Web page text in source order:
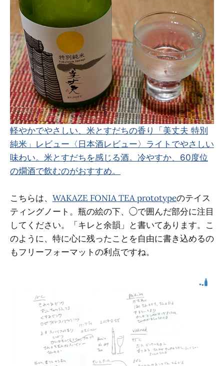
軽やかでやさしい、米とすだちの香り「美丈夫 特別
純米」レビュー 〈日本酒レビュー〉ライトでやさしい
味わい。米とすだちを感じる酒。冷やすか、60度位
の燗酒で飲むのがおすすめ。
こちらは、 WAKAZE FONIA TEA prototypeのテイス
ティングノート。瓶の絵の下、◯で囲んだ部分に注目
してください。「キレと余韻」と書いてあります。こ
のように、特に心に残ったことを自由に書き込めるの
もフリーフォーマットの利点ですね。